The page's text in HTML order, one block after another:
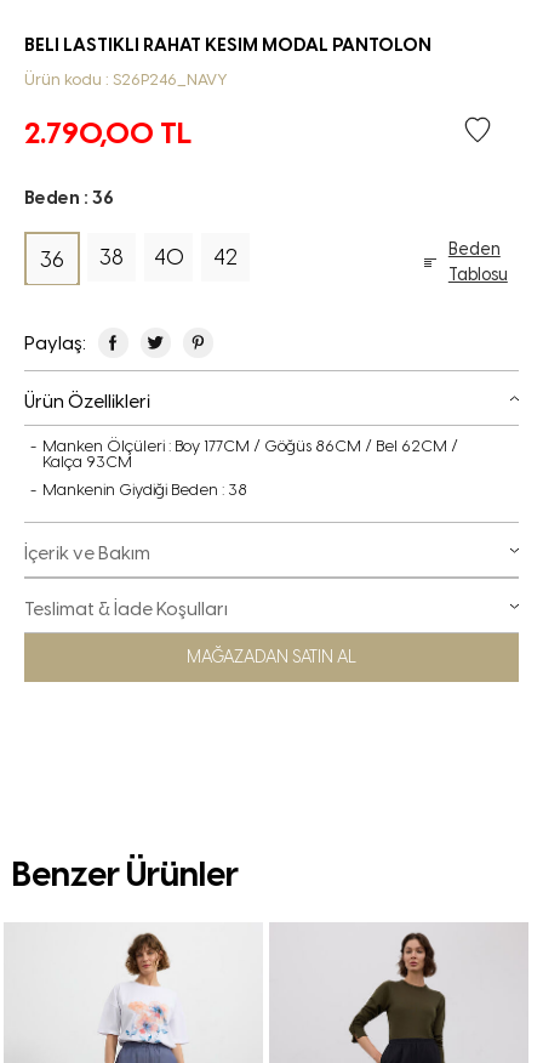
BELI LASTIKLI RAHAT KESIM MODAL PANTOLON
Ürün kodu : S26P246_NAVY
2.790,00 TL
Beden : 36
36 38 40 42
Beden
Tablosu
Paylaş:
Ürün Özellikleri
Manken Ölçüleri : Boy 177CM / Göğüs 86CM / Bel 62CM /
Kalça 93CM
Mankenin Giydiği Beden : 38
İçerik ve Bakım
Teslimat & İade Koşulları
MAĞAZADAN SATIN AL
Benzer Ürünler